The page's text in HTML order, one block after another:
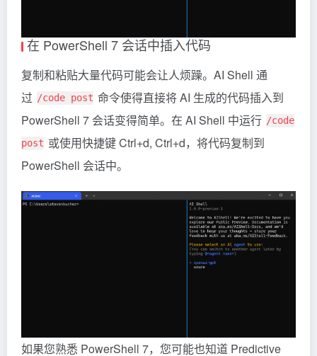
在 PowerShell 7 会话中插入代码
复制和粘贴大量代码可能会让人烦躁。AI Shell 通
过 /code post 命令使得直接将 AI 生成的代码插入到
PowerShell 7 会话变得简单。在 AI Shell 中运行 /code
post 或使用快捷键 Ctrl+d, Ctrl+d，将代码复制到
PowerShell 会话中。
如果您熟悉 PowerShell 7，您可能也知道 Predictive